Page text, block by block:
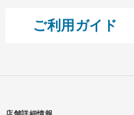
ご利用ガイド